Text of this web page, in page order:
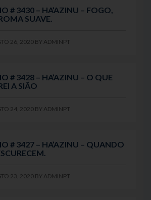
# 3430 – HA’AZINU – FOGO,
SUAVE.
26, 2020BY ADMINPT
# 3428 – HA’AZINU – O QUE
A SIÃO
24, 2020BY ADMINPT
# 3427 – HA’AZINU – QUANDO
23, 2020BY ADMINPT